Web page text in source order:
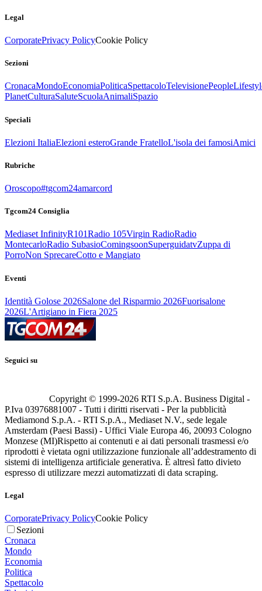
Legal
CorporatePrivacy PolicyCookie Policy
Sezioni
CronacaMondoEconomiaPoliticaSpettacoloTelevisionePeople
PlanetCulturaSaluteScuolaAnimaliSpazio
Speciali
Elezioni ItaliaElezioni esteroGrande FratelloL'isola dei famosiAmici
Rubriche
Oroscopo#tgcom24amarcord
Tgcom24 Consiglia
Mediaset InfinityR101Radio 105Virgin RadioRadio
MontecarloRadio SubasioComingsoonSuperguidatvZuppa di
PorroNon SprecareCotto e Mangiato
Eventi
Identità Golose 2026Salone del Risparmio 2026Fuorisalone
2026L'Artigiano in Fiera 2025
Seguici su
Copyright © 1999-2026 RTI S.p.A. Business Digital -
P.Iva 03976881007 - Tutti i diritti riservati - Per la pubblicità
Mediamond S.p.A. - RTI S.p.A., Mediaset N.V., sede legale
Amsterdam (Paesi Bassi) - Uffici Viale Europa 46, 20093 Cologno
Monzese (MI)Rispetto ai contenuti e ai dati personali trasmessi e/o
riprodotti è vietata ogni utilizzazione funzionale all’addestramento di
sistemi di intelligenza artificiale generativa. È altresì fatto divieto
espresso di utilizzare mezzi automatizzati di data scraping.
Legal
CorporatePrivacy PolicyCookie Policy
Sezioni
Cronaca
Mondo
Economia
Politica
Spettacolo